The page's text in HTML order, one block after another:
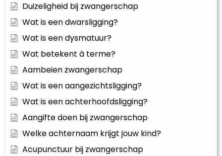
Duizeligheid bij zwangerschap
Wat is een dwarsligging?
Wat is een dysmatuur?
Wat betekent à terme?
Aambeien zwangerschap
Wat is een aangezichtsligging?
Wat is een achterhoofdsligging?
Aangifte doen bij zwangerschap
Welke achternaam krijgt jouw kind?
Acupunctuur bij zwangerschap